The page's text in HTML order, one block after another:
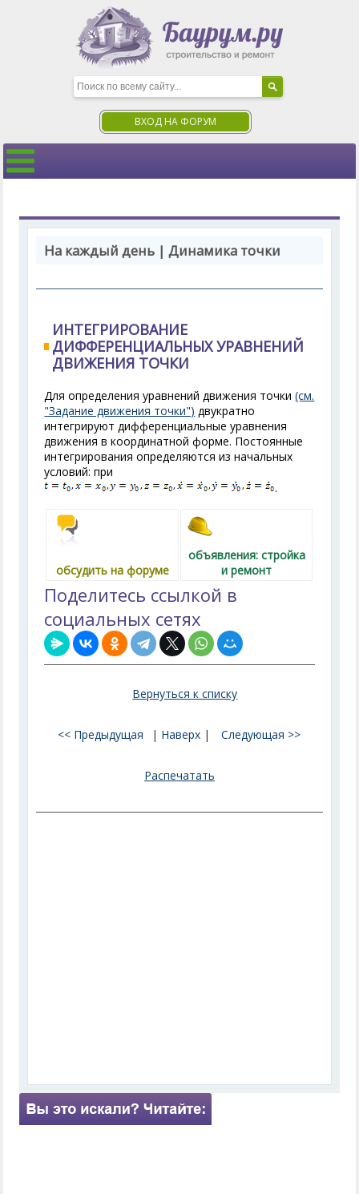
ВХОД НА ФОРУМ
На каждый день | Динамика точки
ИНТЕГРИРОВАНИЕ
ДИФФЕРЕНЦИАЛЬНЫХ УРАВНЕНИЙ
ДВИЖЕНИЯ ТОЧКИ
Для определения уравнений движения точки(см.
"Задание движения точки") двукратно
интегрируют дифференциальные уравнения
движения в координатной форме. Постоянные
интегрирования определяются из начальных
условий: при
.
обсудить на форуме
объявления: стройка
и ремонт
Поделитесь ссылкой в
социальных сетях
Вернуться к списку
<< Предыдущая | Наверх | Следующая >>
Распечатать